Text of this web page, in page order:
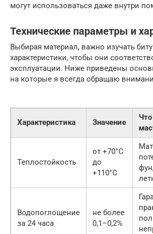
могут использоваться даже внутри
Технические параметры и
Выбирая материал, важно изучать
характеристики, чтобы они
эксплуатации. Ниже приведены
на которые я всегда обращаю
Характеристика Значение
Теплостойкость
от +70°C
до
+110°C
Водопоглощение
за 24 часа
не более
0,1–0,2%